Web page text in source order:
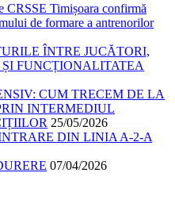
CRSSE Timișoara confirmă
de formare a antrenorilor
ÎNTRE JUCĂTORI,
FUNCȚIONALITATEA
CUM TRECEM DE LA
INTERMEDIUL
25/05/2026
DIN LINIA A-2-A
07/04/2026